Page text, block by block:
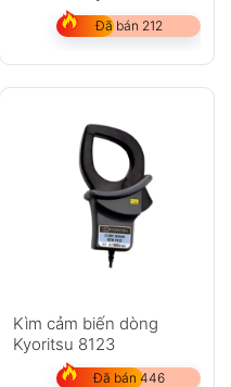
Đã bán 212
Kìm cảm biến dòng
Kyoritsu 8123
Đã bán 446